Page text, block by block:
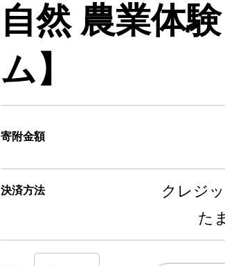
自然 農業体
ム】
寄附金額
決済方法
クレジ
た